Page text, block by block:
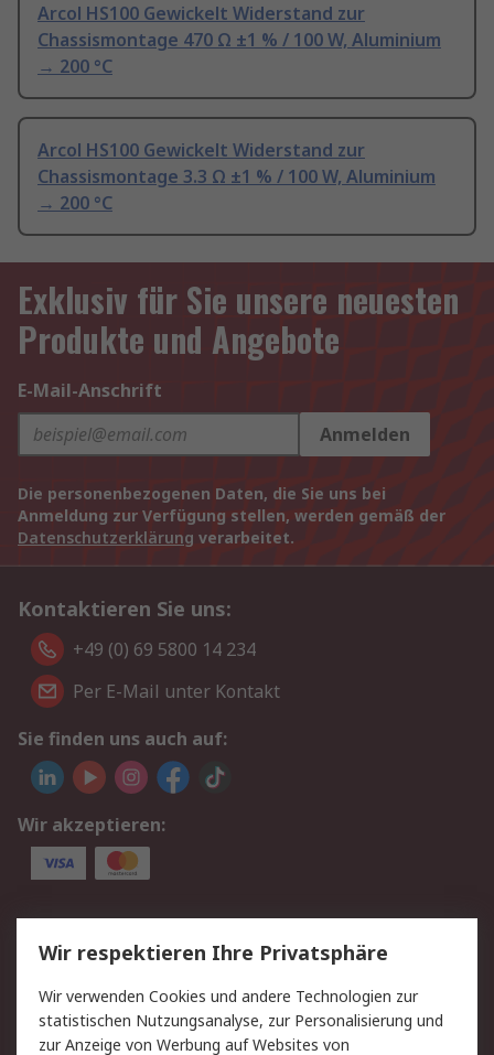
Arcol HS100 Gewickelt Widerstand zur
Chassismontage 470 Ω ±1 % / 100 W, Aluminium
→ 200 °C
Arcol HS100 Gewickelt Widerstand zur
Chassismontage 3.3 Ω ±1 % / 100 W, Aluminium
→ 200 °C
Exklusiv für Sie unsere neuesten
Produkte und Angebote
E-Mail-Anschrift
Anmelden
Die personenbezogenen Daten, die Sie uns bei
Anmeldung zur Verfügung stellen, werden gemäß der
Datenschutzerklärung verarbeitet.
Kontaktieren Sie uns:
+49 (0) 69 5800 14 234
Per E-Mail unter Kontakt
Sie finden uns auch auf:
Wir akzeptieren:
Service
Value Added Services
Lieferlösungen
Rücksendungen
Kontakt
Hilfe
Privatkunden
Wir respektieren Ihre Privatsphäre
Wir verwenden Cookies und andere Technologien zur
statistischen Nutzungsanalyse, zur Personalisierung und
zur Anzeige von Werbung auf Websites von